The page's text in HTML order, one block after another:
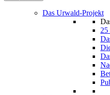
Das Urwald-Projekt
25